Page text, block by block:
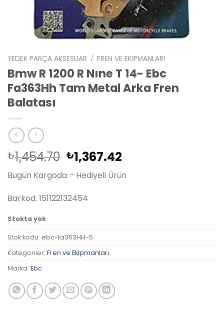
YEDEK PARÇA AKSESUAR / FREN VE EKIPMANLARI
Bmw R 1200 R Nıne T 14- Ebc
Fa363Hh Tam Metal Arka Fren
Balatası
₺1,454.70 Orijinal
fiyat:
₺1,454.70.
₺1,367.42
fiyat:
Bugün Kargoda – Hediyeli Ürün
Barkod: 151122132454
Stokta yok
Stok kodu: ebc-fa363HH-5
Kategoriler: Fren ve Ekipmanları
Marka: Ebc